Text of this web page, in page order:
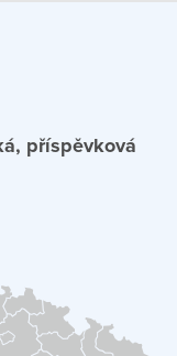
příspěvková